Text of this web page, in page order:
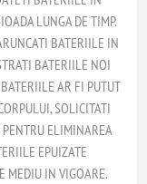
LUNGA DE TIMP.
BATERIILE IN
BATERIILE NOI
AR FI PUTUT
SOLICITATI
ELIMINAREA
EPUIZATE
MEDIU IN VIGOARE.